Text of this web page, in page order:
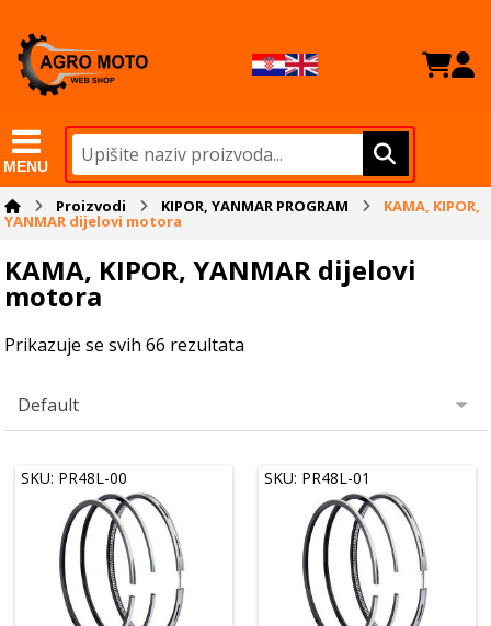
MENU
Proizvodi KIPOR, YANMAR PROGRAM KAMA, KIPOR,
YANMAR dijelovi motora
KAMA, KIPOR, YANMAR dijelovi
motora
Prikazuje se svih 66 rezultata
SKU: PR48L-00 SKU: PR48L-01